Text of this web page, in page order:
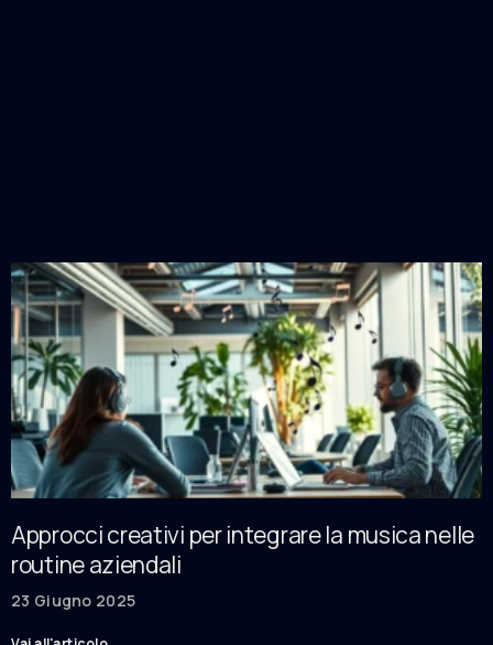
Approcci creativi per integrare la musica nelle
routine aziendali
23 Giugno 2025